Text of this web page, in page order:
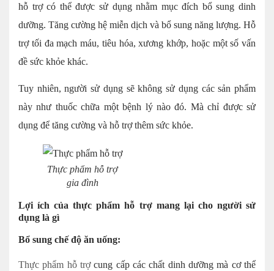
hỗ trợ có thể được sử dụng nhằm mục đích bổ sung dinh
dưỡng. Tăng cường hệ miễn dịch và bổ sung năng lượng. Hỗ
trợ tối đa mạch máu, tiêu hóa, xương khớp, hoặc một số vấn
đề sức khỏe khác.
Tuy nhiên, người sử dụng sẽ không sử dụng các sản phẩm
này như thuốc chữa một bệnh lý nào đó. Mà chỉ được sử
dụng để tăng cường và hỗ trợ thêm sức khỏe.
Thực phẩm hỗ trợ
gia đình
Lợi ích của thực phẩm hỗ trợ mang lại cho người sử
dụng là gì
Bổ sung chế độ ăn uống:
Thực phẩm hỗ trợcung cấp các chất dinh dưỡng mà cơ thể